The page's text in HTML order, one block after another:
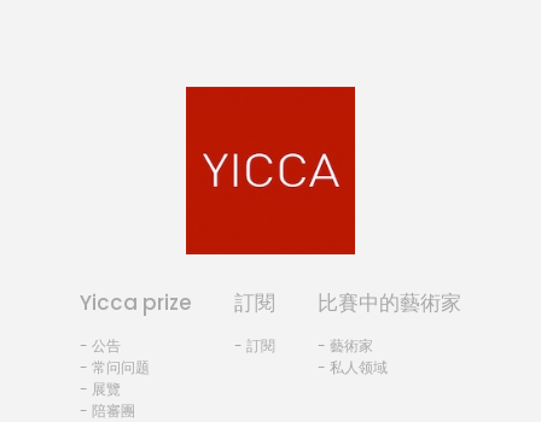
Yicca prize
- 公告
- 常问问题
- 展覽
- 陪審團
訂閱
- 訂閱
比賽中的藝術家
- 藝術家
- 私人领域